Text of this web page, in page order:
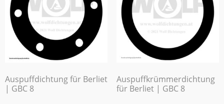
Auspuffdichtung für Berliet
| GBC 8
Auspuffkrümmerdichtung
für Berliet | GBC 8